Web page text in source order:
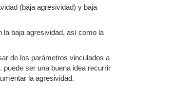
(baja agresividad) y baja
la baja agresividad, así como la
de los parámetros vinculados a
puede ser una buena idea recurrir
la agresividad.